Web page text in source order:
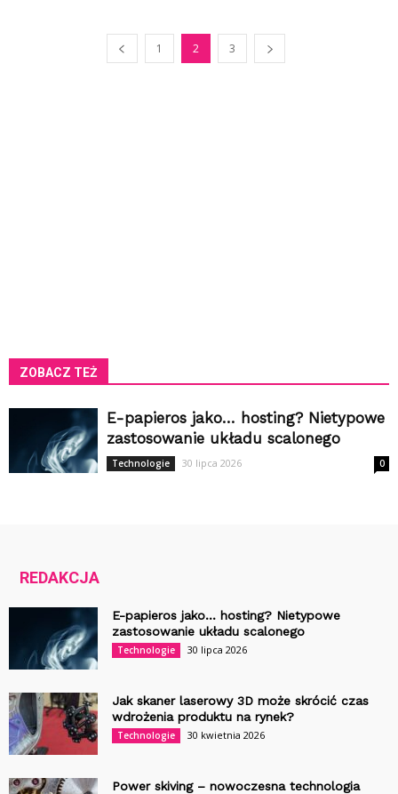
1 2 3
ZOBACZ TEŻ
E-papieros jako… hosting? Nietypowe
zastosowanie układu scalonego
Technologie 30 lipca 2026 0
REDAKCJA
E-papieros jako… hosting? Nietypowe
zastosowanie układu scalonego
Technologie 30 lipca 2026
Jak skaner laserowy 3D może skrócić czas
wdrożenia produktu na rynek?
Technologie 30 kwietnia 2026
Power skiving – nowoczesna technologia